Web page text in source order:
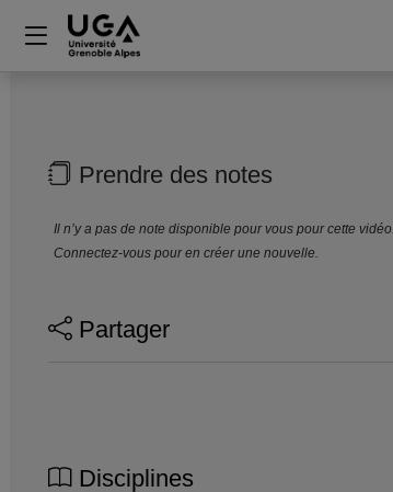
Prendre des notes
Il n’y a pas de note disponible pour vous pour cette vidéo.
Connectez-vous pour en créer une nouvelle.
Partager
Disciplines